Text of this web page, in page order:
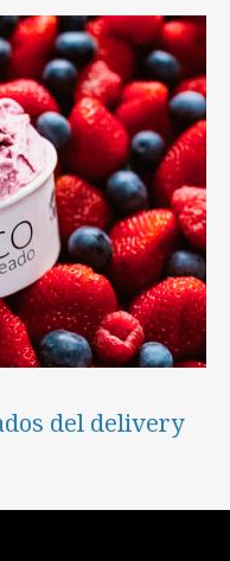
del delivery